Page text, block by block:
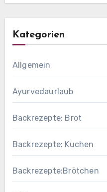
Kategorien
Allgemein
Ayurvedaurlaub
Backrezepte: Brot
Backrezepte: Kuchen
Backrezepte:Brötchen